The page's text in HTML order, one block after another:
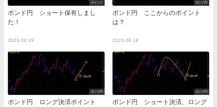
ポイント
ポンド円 ショート保有しまし
た！
2023.09.19
ポンド円
ポンド円 ここからのポイント
は？
2023.09.18
ポンド円
ポンド円 ロング決済ポイント
ポンド円
ポンド円 ショート決済、ロング